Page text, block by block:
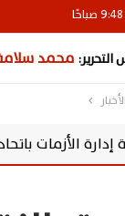
التحرير: محمد
تضع 7 توصيات لإنقاذ قطاع العقارات